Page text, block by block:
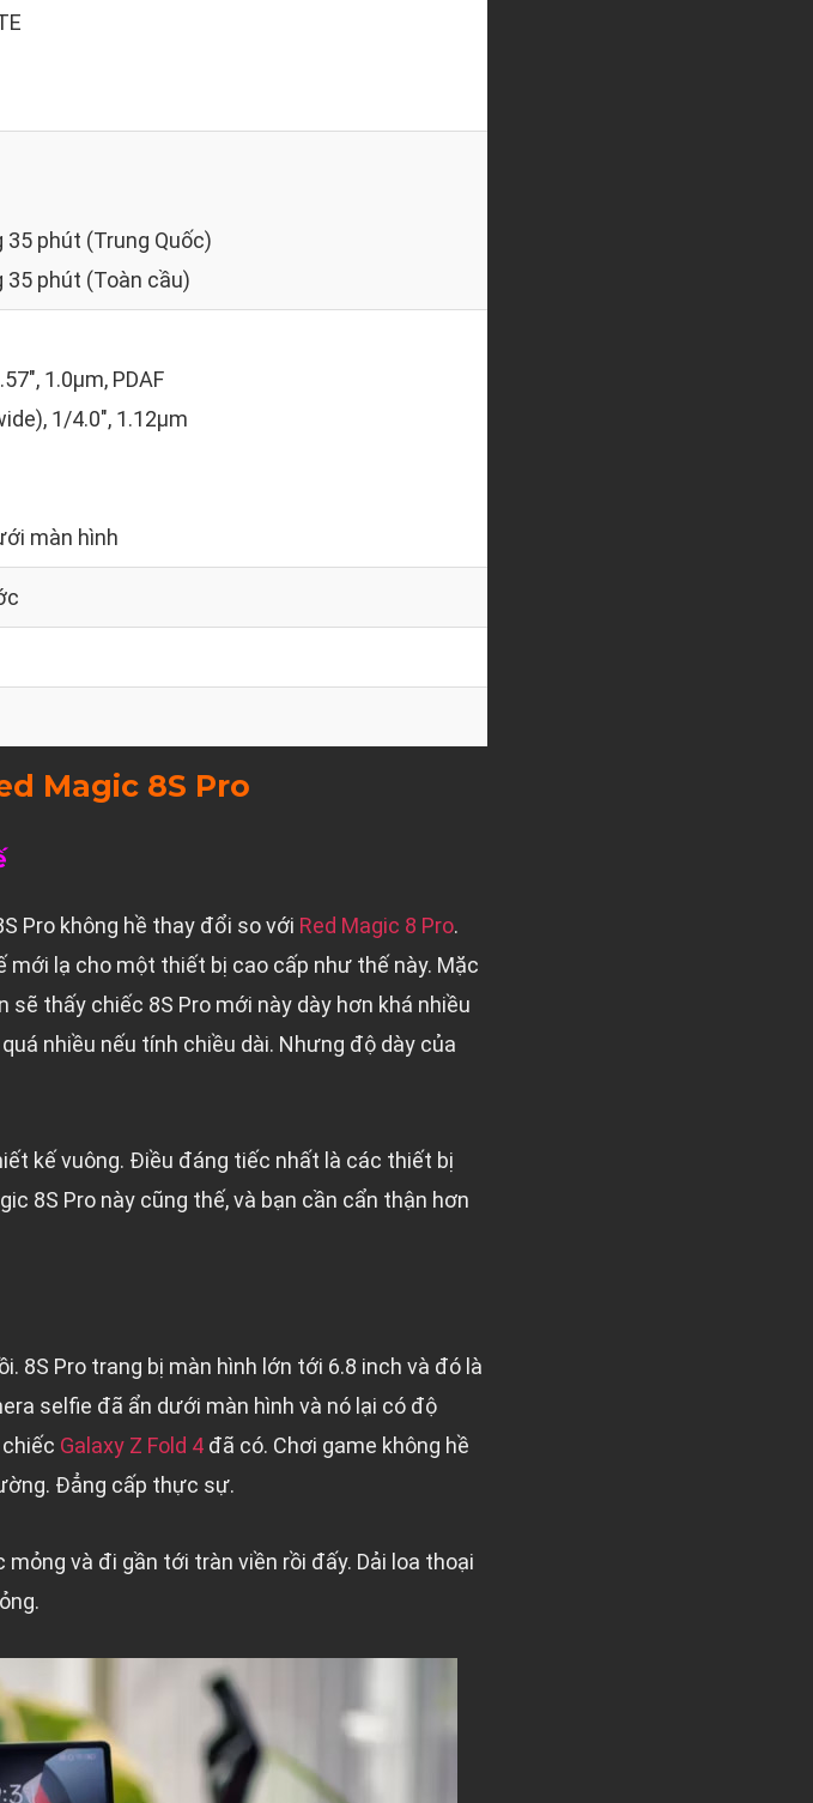
35 phút (Trung Quốc)
35 phút (Toàn cầu)
1.0µm, PDAF
1/4.0", 1.12µm
màn hình
Magic 8S Pro
Pro không hề thay đổi so với Red Magic 8 Pro.
lạ cho một thiết bị cao cấp như thế này. Mặc
thấy chiếc 8S Pro mới này dày hơn khá nhiều
nhiều nếu tính chiều dài. Nhưng độ dày của
kế vuông. Điều đáng tiếc nhất là các thiết bị
8S Pro này cũng thế, và bạn cần cẩn thận hơn
8S Pro trang bị màn hình lớn tới 6.8 inch và đó là
selfie đã ẩn dưới màn hình và nó lại có độ
Galaxy Z Fold 4 đã có. Chơi game không hề
Đẳng cấp thực sự.
và đi gần tới tràn viền rồi đấy. Dải loa thoại